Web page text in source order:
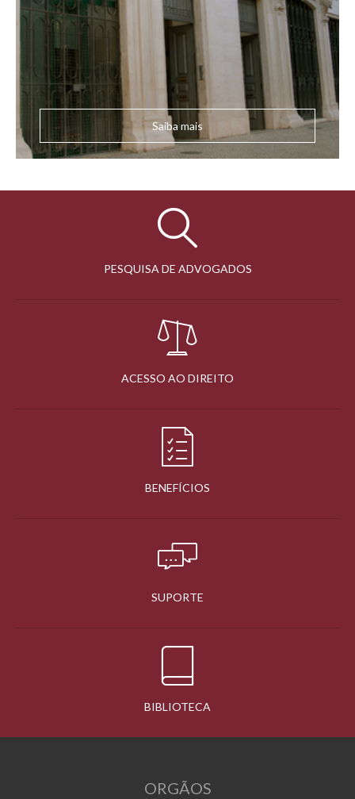
Saiba mais
PESQUISA DE ADVOGADOS
ACESSO AO DIREITO
BENEFÍCIOS
SUPORTE
BIBLIOTECA
ORGÃOS